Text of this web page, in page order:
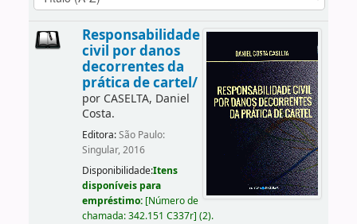
Responsabilidade
civil por danos
decorrentes da
prática de cartel/
por CASELTA, Daniel
Costa.
Editora:São Paulo:
Singular, 2016
Disponibilidade:Itens
disponíveis para
empréstimo: [Número de
chamada:342.151 C337r] (2).